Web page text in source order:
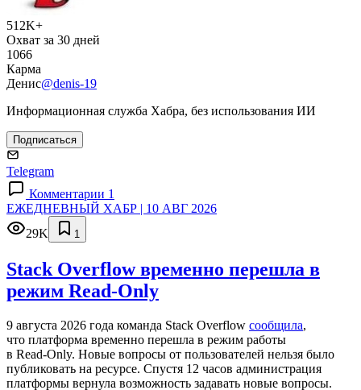
512K+
Охват за 30 дней
1066
Карма
Денис@denis-19
Информационная служба Хабра, без использования ИИ
Подписаться
Telegram
Комментарии 1
ЕЖЕДНЕВНЫЙ ХАБР | 10 АВГ 2026
29K
1
Stack Overflow временно перешла в
режим Read-Only
9 августа 2026 года команда Stack Overflow сообщила,
что платформа временно перешла в режим работы
в Read‑Only. Новые вопросы от пользователей нельзя было
публиковать на ресурсе. Спустя 12 часов администрация
платформы вернула возможность задавать новые вопросы.